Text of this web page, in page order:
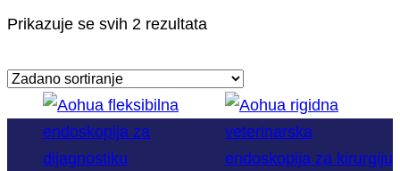
Prikazuje se svih 2 rezultata